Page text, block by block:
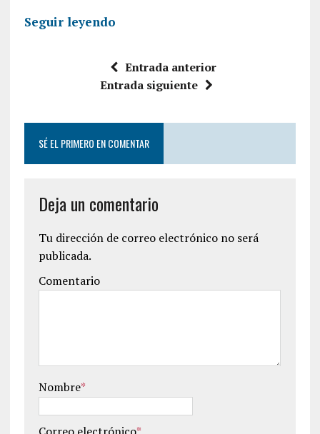
Seguir leyendo
Entrada anterior
Entrada siguiente
SÉ EL PRIMERO EN COMENTAR
Deja un comentario
Tu dirección de correo electrónico no será
publicada.
Comentario
Nombre*